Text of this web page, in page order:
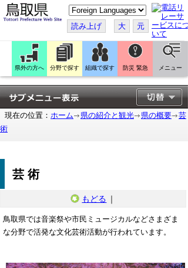
こ
の
ペ
ー
ジ
翻
訳
す
る
読み上げ 大 元
県外の方へ 分野で探す 組織で探す 防災 緊急 メニュー
現在の位置： ホーム 県の紹介と観光 県の概要
芸
術
芸術
もどる ｜
鳥取県では音楽祭や市民ミュージカルなどさまざま
な分野で活発な文化芸術活動が行われています。